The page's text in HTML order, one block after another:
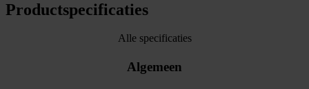
Productspecificaties
Alle specificaties
Algemeen